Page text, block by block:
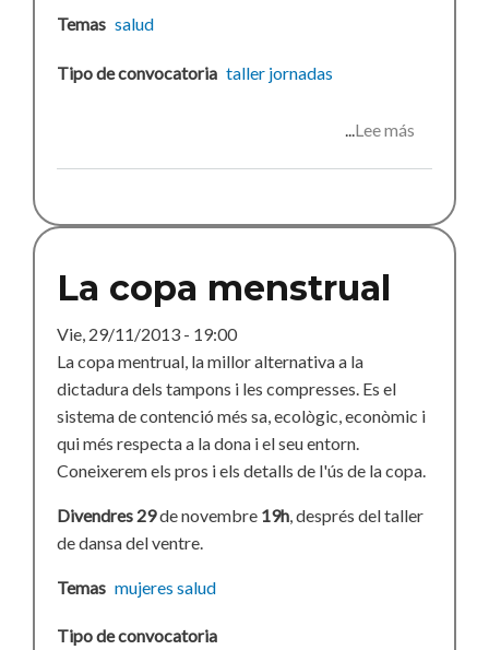
Temas salud
Tipo de convocatoria taller jornadas
Lee más
La copa menstrual
Vie, 29/11/2013 - 19:00
La copa mentrual, la millor alternativa a la
dictadura dels tampons i les compresses. Es el
sistema de contenció més sa, ecològic, econòmic i
qui més respecta a la dona i el seu entorn.
Coneixerem els pros i els detalls de l'ús de la copa.
Divendres 29de novembre 19h , després del taller
de dansa del ventre.
Temas mujeres salud
Tipo de convocatoria